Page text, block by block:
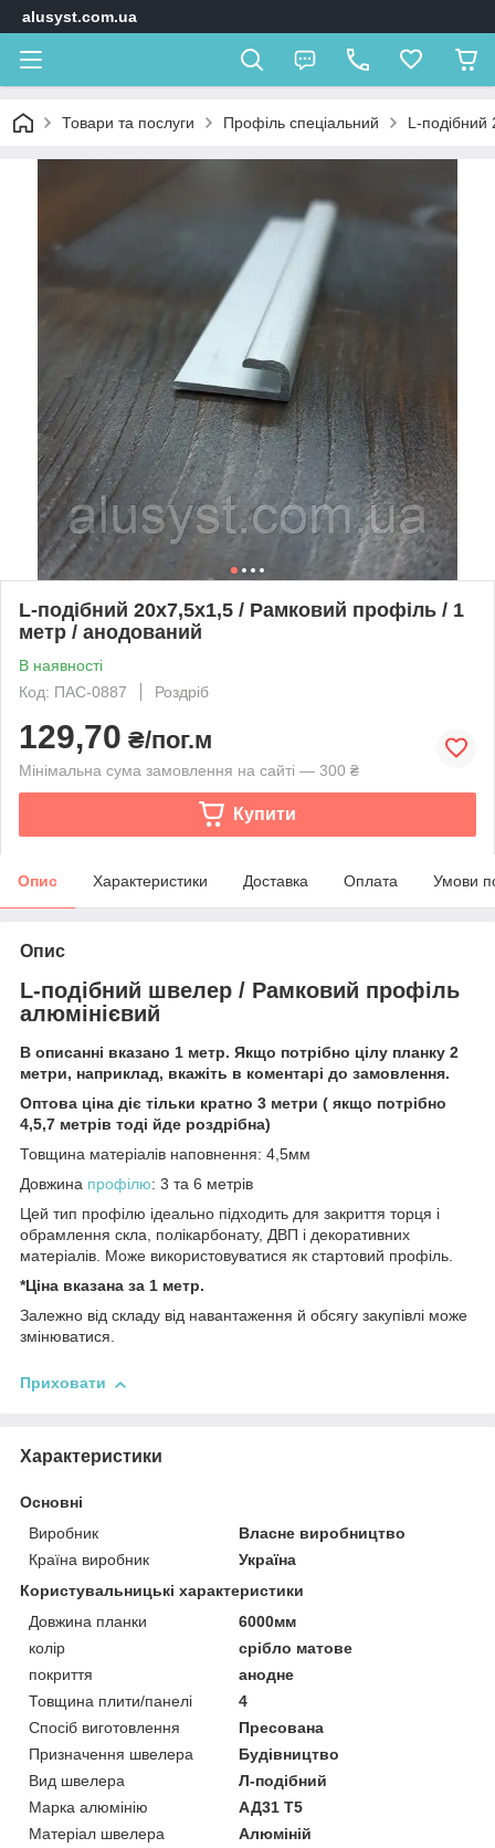
alusyst.com.ua
Товари та послуги Профіль спеціальний L-
L-подібний 20х7,5х1,5 / Рамковий профіль / 1
метр / анодований
В наявності
Код: ПАС-0887
Роздріб
129,70 ₴/пог.м
Мінімальна сума замовлення на сайті — 300 ₴
Купити
Опис Характеристики Доставка Оплата Умови
Опис
L-подібний швелер / Рамковий профіль
алюмінієвий
В описанні вказано 1 метр. Якщо потрібно цілу планку 2
метри, наприклад, вкажіть в коментарі до замовлення.
Оптова ціна діє тільки кратно 3 метри ( якщо потрібно
4,5,7 метрів тоді йде роздрібна)
Товщина матеріалів наповнення: 4,5мм
Довжина профілю: 3 та 6 метрів
Цей тип профілю ідеально підходить для закриття торця і
обрамлення скла, полікарбонату, ДВП і декоративних
матеріалів. Може використовуватися як стартовий профіль.
*Ціна вказана за 1 метр.
Залежно від складу від навантаження й обсягу закупівлі може
змінюватися.
Приховати
Характеристики
Основні
Виробник
Власне виробництво
Країна виробник
Україна
Користувальницькі характеристики
Довжина планки
6000мм
колір
срібло матове
покриття
анодне
Товщина плити/панелі
4
Спосіб виготовлення
Пресована
Призначення швелера
Будівництво
Вид швелера
Л-подібний
Марка алюмінію
АД31 Т5
Матеріал швелера
Алюміній